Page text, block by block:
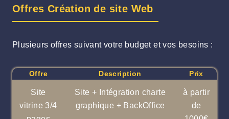
Offres Création de site Web
Plusieurs offres suivant votre budget et vos besoins :
Offre Description Prix
Site
vitrine 3/4
Site + Intégration charte
graphique + BackOffice
à partir
de